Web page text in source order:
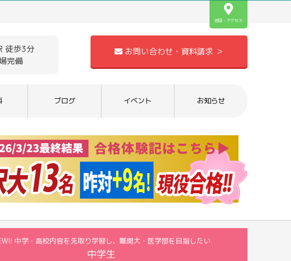
地図・アクセス
徒歩3分
完備
お問い合わせ・資料請求 ＞
ブログ イベント お知らせ
中学・高校内容を先取り学習し、難関大・医学部を目指したい
中学生